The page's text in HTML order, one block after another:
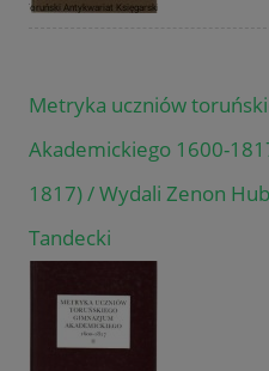
Metryka uczniów
Akademickiego 1600-
1817) / Wydali Zenon
Tandecki